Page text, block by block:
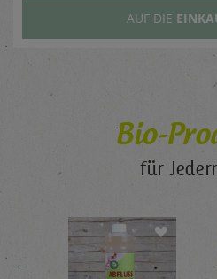
AUF DIE
Bio-
für
←